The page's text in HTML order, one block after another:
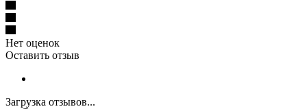
Нет оценок
Оставить отзыв
Загрузка отзывов...